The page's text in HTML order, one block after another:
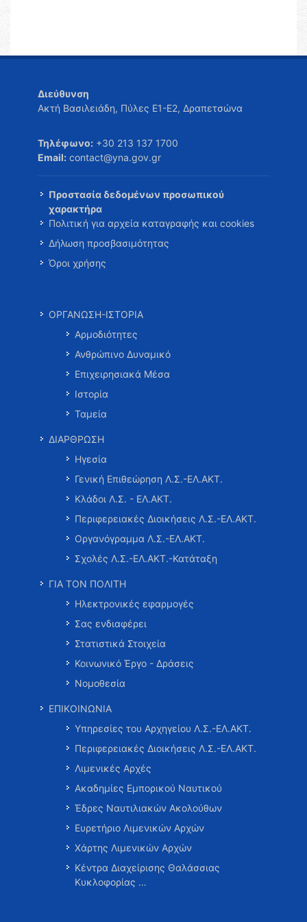
Διεύθυνση
Ακτή Βασιλειάδη, Πύλες Ε1-Ε2, Δραπετσώνα
Τηλέφωνο: +30 213 137 1700
Email: contact@yna.gov.gr
Προστασία δεδομένων προσωπικού
χαρακτήρα
Πολιτική για αρχεία καταγραφής και cookies
Δήλωση προσβασιμότητας
Όροι χρήσης
ΟΡΓΑΝΩΣΗ-ΙΣΤΟΡΙΑ
Αρμοδιότητες
Ανθρώπινο Δυναμικό
Επιχειρησιακά Μέσα
Ιστορία
Ταμεία
ΔΙΑΡΘΡΩΣΗ
Ηγεσία
Γενική Επιθεώρηση Λ.Σ.-ΕΛ.ΑΚΤ.
Κλάδοι Λ.Σ. - ΕΛ.ΑΚΤ.
Περιφερειακές Διοικήσεις Λ.Σ.-ΕΛ.ΑΚΤ.
Οργανόγραμμα Λ.Σ.-ΕΛ.ΑΚΤ.
Σχολές Λ.Σ.-ΕΛ.ΑΚΤ.-Κατάταξη
ΓΙΑ ΤΟΝ ΠΟΛΙΤΗ
Ηλεκτρονικές εφαρμογές
Σας ενδιαφέρει
Στατιστικά Στοιχεία
Κοινωνικό Έργο - Δράσεις
Νομοθεσία
ΕΠΙΚΟΙΝΩΝΙΑ
Υπηρεσίες του Αρχηγείου Λ.Σ.-ΕΛ.ΑΚΤ.
Περιφερειακές Διοικήσεις Λ.Σ.-ΕΛ.ΑΚΤ.
Λιμενικές Αρχές
Ακαδημίες Εμπορικού Ναυτικού
Έδρες Ναυτιλιακών Ακολούθων
Ευρετήριο Λιμενικών Αρχών
Χάρτης Λιμενικών Αρχών
Κέντρα Διαχείρισης Θαλάσσιας
Κυκλοφορίας …